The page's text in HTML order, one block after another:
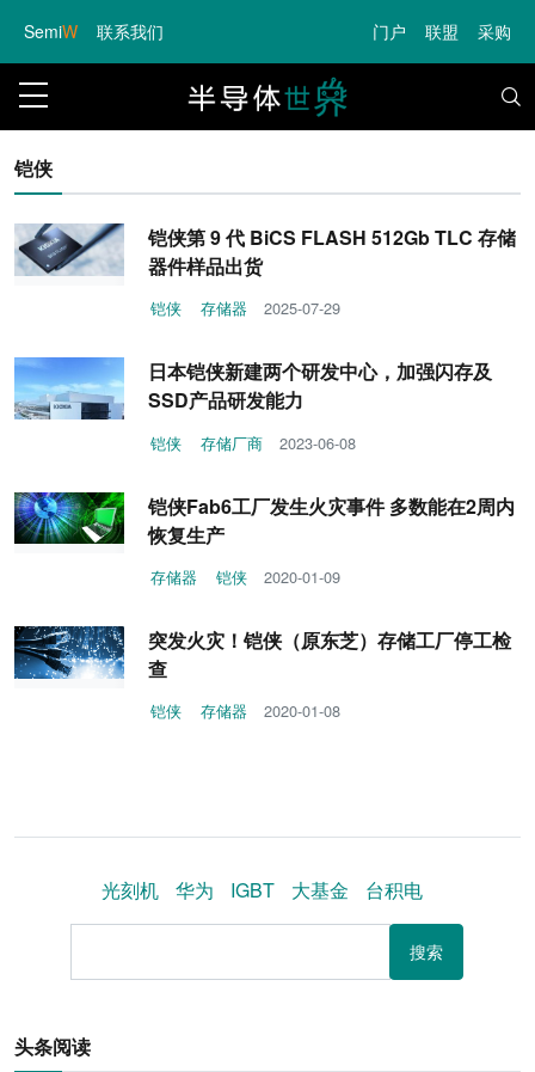
SemiW 联系我们 门户 联盟 采购
铠侠
铠侠第 9 代 BiCS FLASH 512Gb TLC 存储
器件样品出货
铠侠 存储器 2025-07-29
日本铠侠新建两个研发中心，加强闪存及
SSD产品研发能力
铠侠 存储厂商 2023-06-08
铠侠Fab6工厂发生火灾事件 多数能在2周内
恢复生产
存储器 铠侠 2020-01-09
突发火灾！铠侠（原东芝）存储工厂停工检
查
铠侠 存储器 2020-01-08
光刻机 华为 IGBT 大基金 台积电
搜索
头条阅读